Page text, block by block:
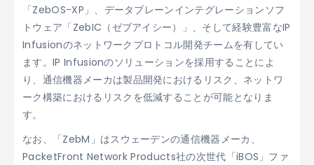
「ZebOS-XP」、データプレーンインテグレーションソフ
トウェア「ZebIC（ゼブアイシー）」、そして経験豊富なIP
Infusionのネットワークプロトコル開発チームを有してい
ます。IP Infusionのソリューションを採用することによ
り、通信機器メーカは製品開発におけるリスク、ネットワ
ーク構築におけるリスクを低減することが可能となりま
す。
なお、「ZebM」はスウェーデンの通信機器メーカ、
PacketFront Network Products社の次世代「iBOS」ファ